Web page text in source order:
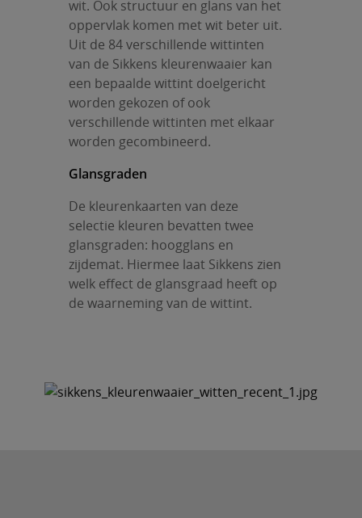
wit. Ook structuur en glans van het
oppervlak komen met wit beter uit.
Uit de 84 verschillende wittinten
van de Sikkens kleurenwaaier kan
een bepaalde wittint doelgericht
worden gekozen of ook
verschillende wittinten met elkaar
worden gecombineerd.
Glansgraden
De kleurenkaarten van deze
selectie kleuren bevatten twee
glansgraden: hoogglans en
zijdemat. Hiermee laat Sikkens zien
welk effect de glansgraad heeft op
de waarneming van de wittint.